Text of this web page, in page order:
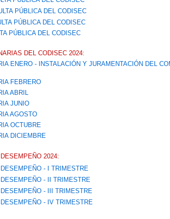
PÚBLICA DEL CODISEC
PÚBLICA DEL CODISEC
PÚBLICA DEL CODISEC
DEL CODISEC 2024:
ENERO - INSTALACIÓN Y JURAMENTACIÓN DEL
FEBRERO
ABRIL
JUNIO
AGOSTO
OCTUBRE
DICIEMBRE
2024:
- I TRIMESTRE
- II TRIMESTRE
- III TRIMESTRE
- IV TRIMESTRE